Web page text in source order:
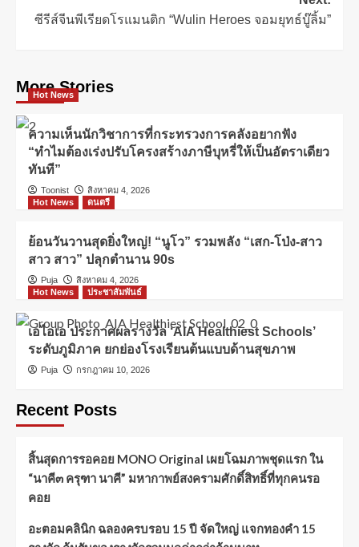
ซีรีส์จีนพีเรียดโรแมนติก “Wulin Heroes จอมยุทธ์บู๊ลิ้ม”
More Stories
Hot News
ความเห็นนักวิชาการที่กระทรวงการคลังอยากฟัง
“ทำไมต้องเร่งปรับโครงสร้างภาษีบุหรี่ให้เป็นอัตราเดียว
ทันที”
Toonist
สิงหาคม 4, 2026
Hot News
ดนตรี
ย้อนวันวานสุดยิ่งใหญ่! “นูโว” รวมพลัง “เสก-โป่ง-สาว
สาว สาว” ปลุกตำนาน 90s
Puja
สิงหาคม 4, 2026
Hot News
ประชาสัมพันธ์
เอไอเอ ประกาศผลรางวัล ‘AIA Healthiest Schools’
ระดับภูมิภาค ยกย่องโรงเรียนต้นแบบด้านสุขภาพ
Puja กรกฎาคม 10, 2026
Recent Posts
สิ้นสุดการรอคอย MONO Original เผยโฉมภาพชุดแรก ใน
“นาคี๓ ครุฑา นาคี” มหากาพย์สงครามศักดิ์สิทธิ์ที่ทุกคนรอ
คอย
อะตอมคลินิก ฉลองครบรอบ 15 ปี จัดใหญ่ แจกทองคำ 15